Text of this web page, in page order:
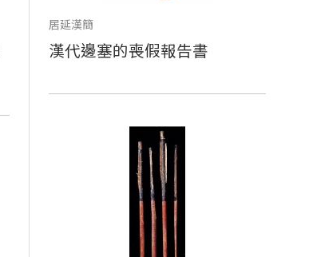
居延漢簡
漢代邊塞的喪假報告書